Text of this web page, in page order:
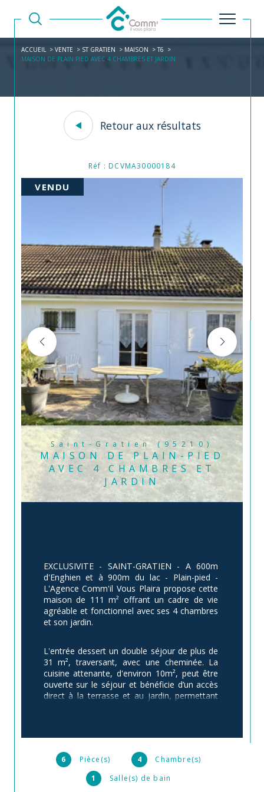
ACCUEIL VENTE ST GRATIEN MAISON
T6
MAISON DE PLAIN PIED AVEC 4 CHAMBRES ET JARDIN
Retour aux résultats
Réf : DCVMA30000184
VENDU
Saint-Gratien (95210)
MAISON DE PLAIN-PIED
AVEC 4 CHAMBRES ET
JARDIN
6 Pièce(s) 4
Chambre(s)
1
Salle(s) de bain
EXCLUSIVITE - SAINT-GRATIEN - A 600m
d'Enghien et à 900m du lac - Plain-pied -
L'Agence Comm'il Vous Plaira propose cette
maison de 111 m² offrant un cadre de vie
agréable et fonctionnel avec ses 4 chambres
et son jardin.
L'entrée dessert un double séjour de plus de
31 m², traversant, avec une cheminée. La
cuisine attenante, d'environ 10m², peut être
ouverte sur le séjour et bénéficie d’un accès
direct à la terrasse et au jardin, permettant
Grâce à une extension, cette maison propose
bain et une salle d’eau, un grand dressing et
un patio à végétaliser.
Le jardin, sans vis-à-vis, offre un bel espace